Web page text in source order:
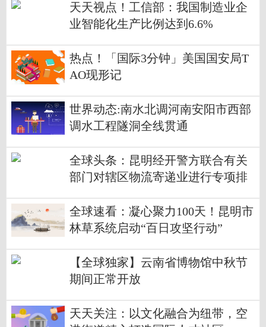
天天视点！工信部：我国制造业企
业智能化生产比例达到6.6%
热点！「国际3分钟」美国国安局T
AO现形记
世界动态:南水北调河南安阳市西部
调水工程隧洞全线贯通
全球头条：昆明经开警方联合有关
部门对辖区物流寄递业进行专项排
全球速看：凝心聚力100天！昆明市
林草系统启动“百日攻坚行动”
【全球独家】云南省博物馆中秋节
期间正常开放
天天关注：以文化融合为纽带，空